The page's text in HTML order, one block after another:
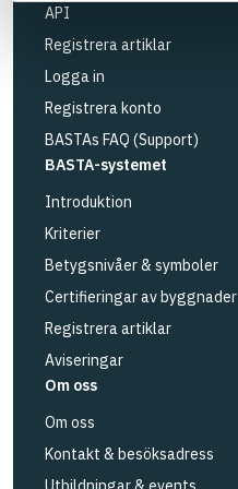
API
Registrera artiklar
Logga in
Registrera konto
BASTAs FAQ (Support)
BASTA-systemet
Introduktion
Kriterier
Betygsnivåer & symboler
Certifieringar av byggnader
Registrera artiklar
Aviseringar
Om oss
Om oss
Kontakt & besöksadress